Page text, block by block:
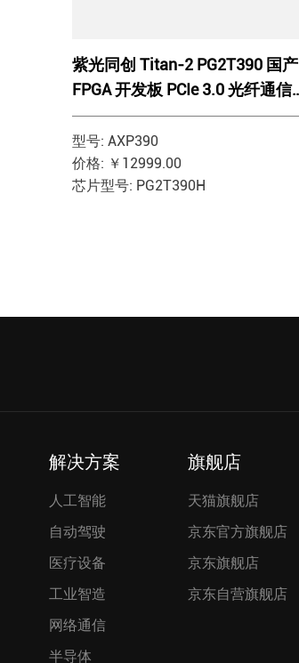
紫光同创 Titan-2 PG2T390 国产
FPGA 开发板 PCIe 3.0 光纤通信
DDR4 FMC AXP390
型号: AXP390
价格: ￥12999.00
芯片型号: PG2T390H
解决方案
人工智能
自动驾驶
医疗设备
工业智造
网络通信
半导体
旗舰店
天猫旗舰店
京东官方旗舰店
京东旗舰店
京东自营旗舰店